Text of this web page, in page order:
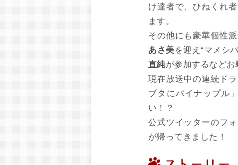
け達者で、ひねくれ
ます。
その他にも豪華個性
あさ美を迎え“マメシ
直純が参加するなどお
現在放送中の連続ド
ブタにパイナップル
い！？
公式ツイッターのフ
が帰ってきました！